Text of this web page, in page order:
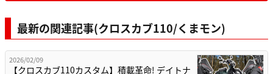
最新の関連記事(クロスカブ110/くまモン)
2026/02/09
【クロスカブ110カスタム】積載革命! デイトナ